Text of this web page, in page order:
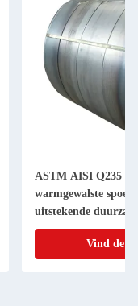
ASTM AISI Q235
warmgewalste
uitstekende
Vind de